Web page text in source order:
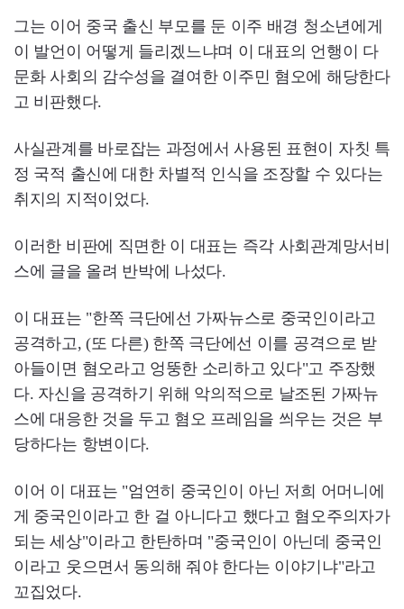
그는 이어 중국 출신 부모를 둔 이주 배경 청소년에게
이 발언이 어떻게 들리겠느냐며 이 대표의 언행이 다
문화 사회의 감수성을 결여한 이주민 혐오에 해당한다
고 비판했다.
사실관계를 바로잡는 과정에서 사용된 표현이 자칫 특
정 국적 출신에 대한 차별적 인식을 조장할 수 있다는
취지의 지적이었다.
이러한 비판에 직면한 이 대표는 즉각 사회관계망서비
스에 글을 올려 반박에 나섰다.
이 대표는 "한쪽 극단에선 가짜뉴스로 중국인이라고
공격하고, (또 다른) 한쪽 극단에선 이를 공격으로 받
아들이면 혐오라고 엉뚱한 소리하고 있다"고 주장했
다. 자신을 공격하기 위해 악의적으로 날조된 가짜뉴
스에 대응한 것을 두고 혐오 프레임을 씌우는 것은 부
당하다는 항변이다.
이어 이 대표는 "엄연히 중국인이 아닌 저희 어머니에
게 중국인이라고 한 걸 아니다고 했다고 혐오주의자가
되는 세상"이라고 한탄하며 "중국인이 아닌데 중국인
이라고 웃으면서 동의해 줘야 한다는 이야기냐"라고
꼬집었다.